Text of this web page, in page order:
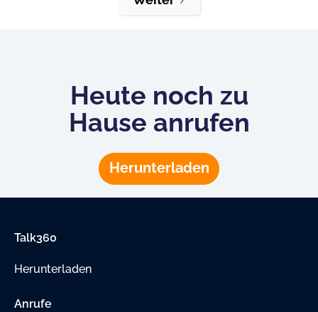
Heute noch zu
Hause anrufen
Herunterladen
Talk360
Herunterladen
Anrufe